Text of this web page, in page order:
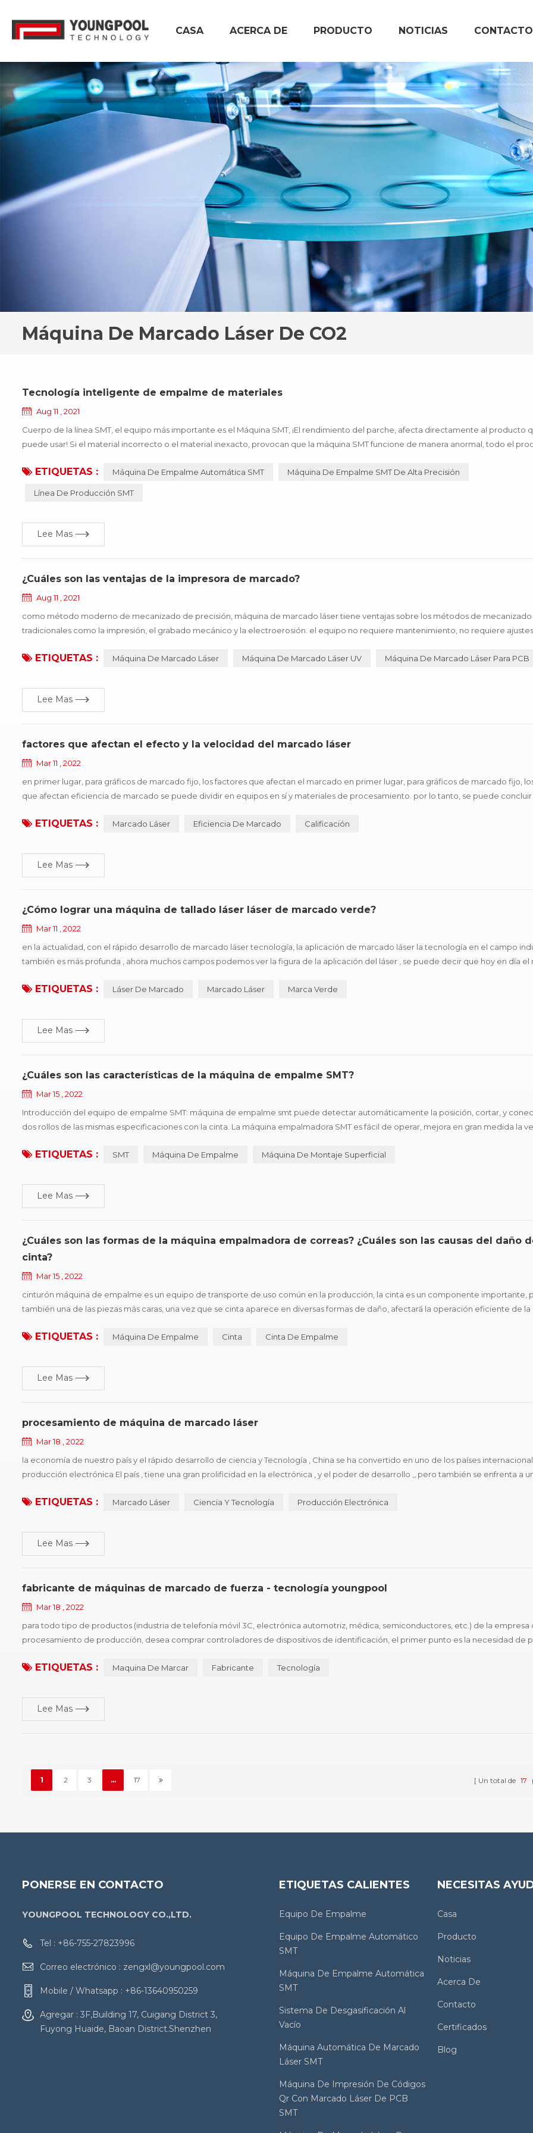
CASA ACERCA DE PRODUCTO NOTICIAS CONTACTO
Máquina De Marcado Láser De CO2
Tecnología inteligente de empalme de materiales
Aug 11 , 2021
Cuerpo de la línea SMT, el equipo más importante es el Máquina SMT, ¡El rendimiento del parche, afecta directamente al producto
puede usar! Si el material incorrecto o el material inexacto, provocan que la máquina SMT funcione de manera anormal, todo el
ETIQUETAS : Máquina De Empalme Automática SMT Máquina De Empalme SMT De Alta Precisión
Línea De Producción SMT
Lee Mas
¿Cuáles son las ventajas de la impresora de marcado?
Aug 11 , 2021
como método moderno de mecanizado de precisión, máquina de marcado láser tiene ventajas sobre los métodos de mecanizado
tradicionales como la impresión, el grabado mecánico y la electroerosión. el equipo no requiere mantenimiento, no requiere
ETIQUETAS : Máquina De Marcado Láser Máquina De Marcado Láser UV Máquina De Marcado Láser Para PCB
Lee Mas
factores que afectan el efecto y la velocidad del marcado láser
Mar 11 , 2022
en primer lugar, para gráficos de marcado fijo, los factores que afectan el marcado en primer lugar, para gráficos de marcado fijo,
que afectan eficiencia de marcado se puede dividir en equipos en sí y materiales de procesamiento. por lo tanto, se puede
ETIQUETAS : Marcado Láser Eficiencia De Marcado Calificación
Lee Mas
¿Cómo lograr una máquina de tallado láser láser de marcado verde?
Mar 11 , 2022
en la actualidad, con el rápido desarrollo de marcado láser tecnología, la aplicación de marcado láser la tecnología en el campo
también es más profunda , ahora muchos campos podemos ver la figura de la aplicación del láser , se puede decir que hoy en día el
ETIQUETAS : Láser De Marcado Marcado Láser Marca Verde
Lee Mas
¿Cuáles son las características de la máquina de empalme SMT?
Mar 15 , 2022
Introducción del equipo de empalme SMT: máquina de empalme smt puede detectar automáticamente la posición, cortar, y
dos rollos de las mismas especificaciones con la cinta. La máquina empalmadora SMT es fácil de operar, mejora en gran medida la
ETIQUETAS : SMT Máquina De Empalme Máquina De Montaje Superficial
Lee Mas
¿Cuáles son las formas de la máquina empalmadora de correas? ¿Cuáles son las causas del daño
cinta?
Mar 15 , 2022
cinturón máquina de empalme es un equipo de transporte de uso común en la producción, la cinta es un componente importante,
también una de las piezas más caras, una vez que se cinta aparece en diversas formas de daño, afectará la operación eficiente de la
razones ...
ETIQUETAS : Máquina De Empalme Cinta Cinta De Empalme
Lee Mas
procesamiento de máquina de marcado láser
Mar 18 , 2022
la economía de nuestro país y el rápido desarrollo de ciencia y Tecnología , China se ha convertido en uno de los países
producción electrónica El país , tiene una gran prolificidad en la electrónica , y el poder de desarrollo ,, pero también se enfrenta a
ETIQUETAS : Marcado Láser Ciencia Y Tecnología Producción Electrónica
Lee Mas
fabricante de máquinas de marcado de fuerza - tecnología youngpool
Mar 18 , 2022
para todo tipo de productos (industria de telefonía móvil 3C, electrónica automotriz, médica, semiconductores, etc.) de la empresa
procesamiento de producción, desea comprar controladores de dispositivos de identificación, el primer punto es la necesidad de
ETIQUETAS : Maquina De Marcar Fabricante Tecnología
Lee Mas
1 2 3 ... 17 Un total de 17
PONERSE EN CONTACTO
YOUNGPOOL TECHNOLOGY CO.,LTD.
Tel : +86-755-27823996
Correo electrónico : zengxl@youngpool.com
Mobile / Whatsapp : +86-13640950259
Agregar : 3F,Building 17, Cuigang District 3,
Fuyong Huaide, Baoan District.Shenzhen
ETIQUETAS CALIENTES
Equipo De Empalme
Equipo De Empalme Automático
SMT
Máquina De Empalme Automática
SMT
Sistema De Desgasificación Al
Vacío
Máquina Automática De Marcado
Láser SMT
Máquina De Impresión De Códigos
Qr Con Marcado Láser De PCB
SMT
NECESITAS
Casa
Producto
Noticias
Acerca De
Contacto
Certificados
Blog